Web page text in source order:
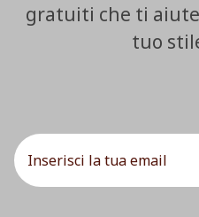
gratuiti che ti
tuo